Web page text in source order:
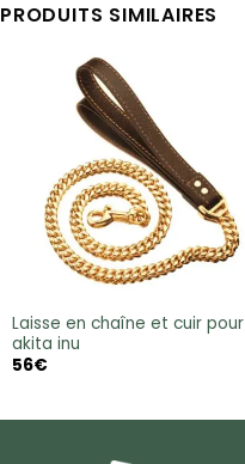
PRODUITS SIMILAIRES
Laisse en chaîne et cuir pour
akita inu
56€